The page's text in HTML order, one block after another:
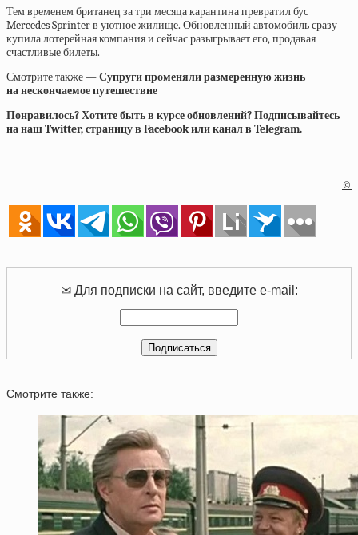
Тем временем британец за три месяца карантина превратил бус
Mercedes Sprinter в уютное жилище. Обновленный автомобиль сразу
купила лотерейная компания и сейчас разыгрывает его, продавая
счастливые билеты.
Смотрите также —Супруги променяли размеренную жизнь
на нескончаемое путешествие
Понравилось? Хотите быть в курсе обновлений? Подписывайтесь
на наш Twitter, страницу в Facebook или канал в Telegram.
©
✉ Для подписки на сайт, введите e-mail:
Смотрите также: